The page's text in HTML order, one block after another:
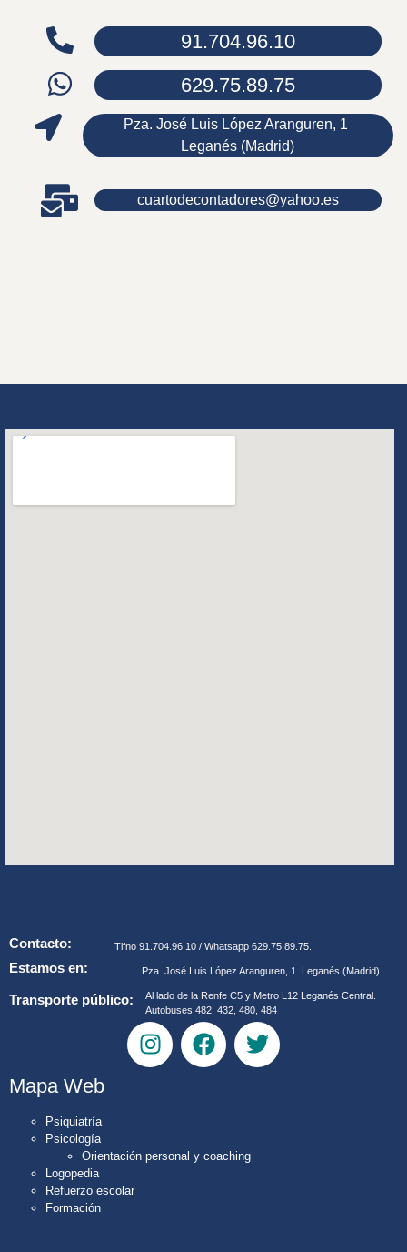
91.704.96.10
629.75.89.75
Pza. José Luis López Aranguren, 1
Leganés (Madrid)
cuartodecontadores@yahoo.es
Contacto: Tlfno 91.704.96.10 / Whatsapp 629.75.89.75.
Estamos en: Pza. José Luis López Aranguren, 1. Leganés (Madrid)
Transporte público:
Al lado de la Renfe C5 y Metro L12 Leganés Central.
Autobuses 482, 432, 480, 484
Mapa Web
Psiquiatría
Psicología
Orientación personal y coaching
Logopedia
Refuerzo escolar
Formación